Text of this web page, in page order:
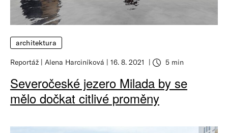
architektura
Reportáž Alena Harciníková 16. 8. 2021 5 min
Severočeské jezero Milada by se
mělo dočkat citlivé proměny